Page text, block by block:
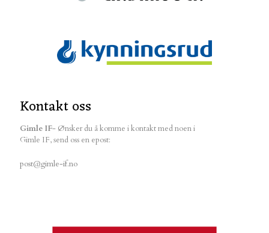
Kontakt oss
Gimle IF- Ønsker du å komme i kontakt med noen i
Gimle IF, send oss en epost:
post@gimle-if.no